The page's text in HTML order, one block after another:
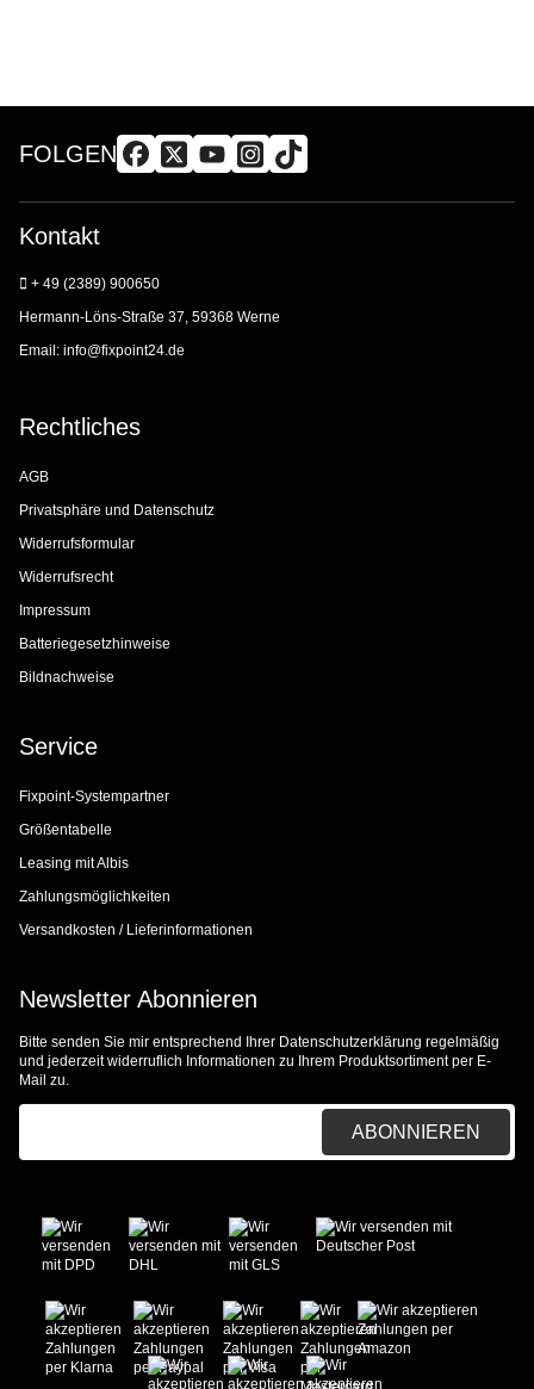
FOLGEN
Kontakt
+ 49 (2389) 900650
Hermann-Löns-Straße 37, 59368 Werne
Email: info@fixpoint24.de
Rechtliches
AGB
Privatsphäre und Datenschutz
Widerrufsformular
Widerrufsrecht
Impressum
Batteriegesetzhinweise
Bildnachweise
Service
Fixpoint-Systempartner
Größentabelle
Leasing mit Albis
Zahlungsmöglichkeiten
Versandkosten / Lieferinformationen
Newsletter Abonnieren
Bitte senden Sie mir entsprechend Ihrer Datenschutzerklärung regelmäßig
und jederzeit widerruflich Informationen zu Ihrem Produktsortiment per E-
Mail zu.
ABONNIEREN